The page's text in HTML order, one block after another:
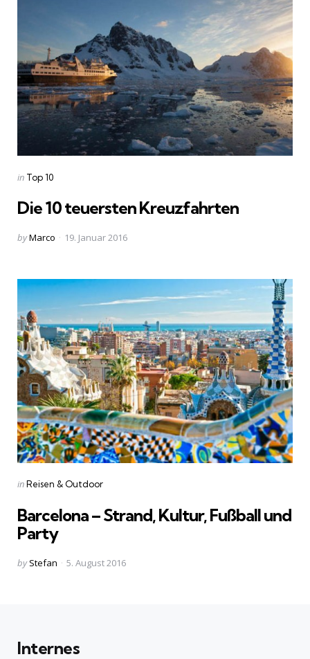
Categories
Posted
in Top 10
Die 10 teuersten Kreuzfahrten
Posted
byMarco 19. Januar 2016
Categories
Posted
inReisen & Outdoor
Barcelona – Strand, Kultur, Fußball und
Party
Posted
by Stefan 5. August 2016
Internes